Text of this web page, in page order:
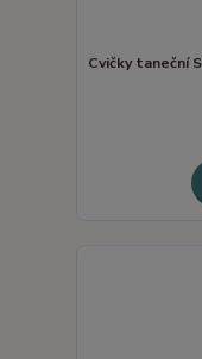
Cvičky taneční